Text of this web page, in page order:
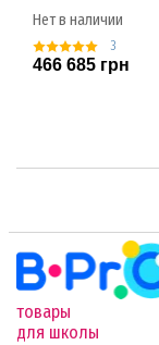
Нет в наличии
3
466 685 грн
товары
для школы